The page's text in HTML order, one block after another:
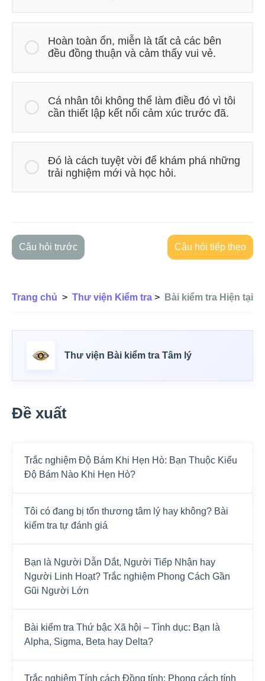
Hoàn toàn ổn, miễn là tất cả các bên
đều đồng thuận và cảm thấy vui vẻ.
Cá nhân tôi không thể làm điều đó vì tôi
cần thiết lập kết nối cảm xúc trước đã.
Đó là cách tuyệt vời để khám phá những
trải nghiệm mới và học hỏi.
Câu hỏi trước Câu hỏi tiếp theo
Trang chủ > Thư viện Kiểm tra > Bài kiểm tra Hiện tại
Thư viện Bài kiểm tra Tâm lý
Đề xuất
Trắc nghiệm Độ Bám Khi Hẹn Hò: Bạn Thuộc Kiểu
Độ Bám Nào Khi Hẹn Hò?
Tôi có đang bị tổn thương tâm lý hay không? Bài
kiểm tra tự đánh giá
Bạn là Người Dẫn Dắt, Người Tiếp Nhận hay
Người Linh Hoạt? Trắc nghiệm Phong Cách Gần
Gũi Người Lớn
Bài kiểm tra Thứ bậc Xã hội – Tình dục: Bạn là
Alpha, Sigma, Beta hay Delta?
Trắc nghiệm Tính cách Đồng tính: Phong cách tính